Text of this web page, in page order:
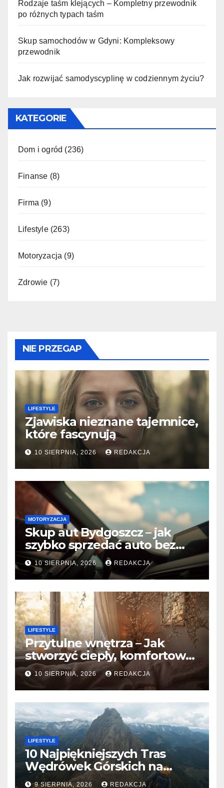
Rodzaje taśm klejących – Kompletny przewodnik
po różnych typach taśm
Skup samochodów w Gdyni: Kompleksowy
przewodnik
Jak rozwijać samodyscyplinę w codziennym życiu?
KATEGORIE
Dom i ogród (236)
Finanse (8)
Firma (9)
Lifestyle(263)
Motoryzacja (9)
Zdrowie (7)
NIE PRZEGAP
LIFESTYLE
Zjawiska nieznane tajemnice,
które fascynują
10 SIERPNIA, 2026 REDAKCJA
MOTORYZACJA
Skup aut Bydgoszcz – jak
szybko sprzedać auto bez
względu na stan?
10 SIERPNIA, 2026 REDAKCJA
LIFESTYLE
Przytulne wnętrza – Jak
stworzyć ciepły, komfortowy
dom?
10 SIERPNIA, 2026 REDAKCJA
LIFESTYLE
10 Najpiękniejszych Tras
Wędrówek Górskich na
Świecie
9 SIERPNIA, 2026 REDAKCJA